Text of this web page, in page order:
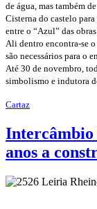
de água, mas também
Cisterna do castelo
entre o “Azul” das
Ali dentro encontra-se
são necessários para o
Até 30 de novembro,
simbolismo e indutora
Cartaz
Intercâmbio
anos a